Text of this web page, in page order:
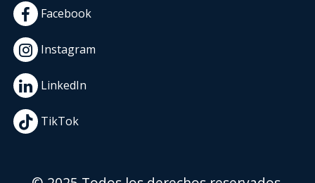
Facebook
Instagram
LinkedIn
TikTok